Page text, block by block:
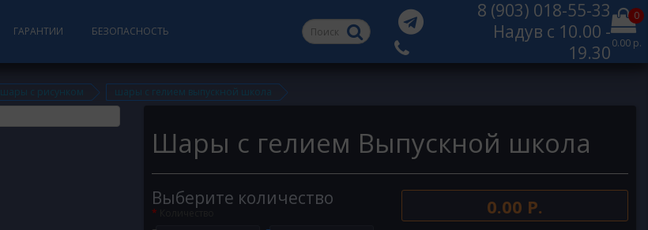
ГАРАНТИИ БЕЗОПАСНОСТЬ
8 (903) 018-55-33
Надув с 10.00 -
19.30
0
0.00 р.
шары с рисунком шары с гелием выпускной школа
Шары с гелием Выпускной школа
Выберите количество 0.00 Р.